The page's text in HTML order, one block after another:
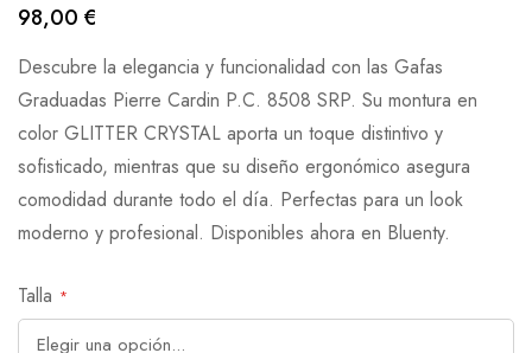
98,00 €
Descubre la elegancia y funcionalidad con las Gafas
Graduadas Pierre Cardin P.C. 8508 SRP. Su montura en
color GLITTER CRYSTAL aporta un toque distintivo y
sofisticado, mientras que su diseño ergonómico asegura
comodidad durante todo el día. Perfectas para un look
moderno y profesional. Disponibles ahora en Bluenty.
Talla